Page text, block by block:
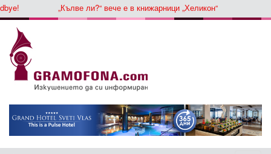
„Кълве ли?“ вече е в книжарници „Хеликон“